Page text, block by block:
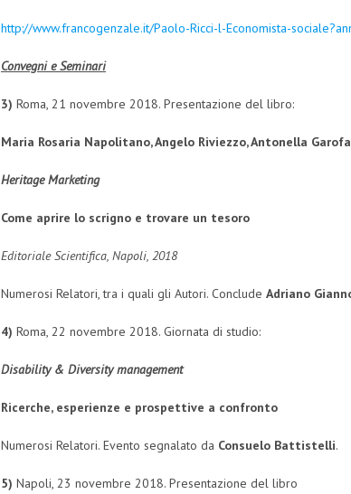
http://www.francogenzale.it/Paolo-Ricci-l-Economista-
Convegni e Seminari
3) Roma, 21 novembre 2018. Presentazione del libro:
Maria Rosaria Napolitano, Angelo Riviezzo, Antonella
Heritage Marketing
Come aprire lo scrigno e trovare un tesoro
Editoriale Scientifica, Napoli, 2018
Numerosi Relatori, tra i quali gli Autori. ConcludeAdriano
4) Roma, 22 novembre 2018. Giornata di studio:
Disability & Diversity management
Ricerche, esperienze e prospettive a confronto
Numerosi Relatori. Evento segnalato da Consuelo Battistelli.
5) Napoli, 23 novembre 2018. Presentazione del libro